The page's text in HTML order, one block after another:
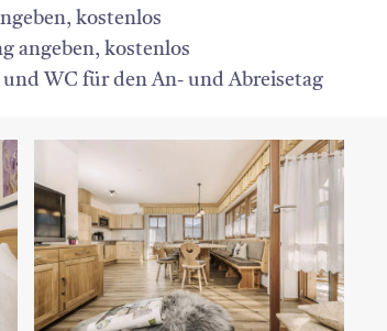
kostenlos
angeben, kostenlos
WC für den An- und Abreisetag